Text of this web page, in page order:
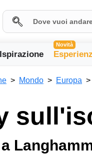
Ispirazione
Novità
Mondo Europa